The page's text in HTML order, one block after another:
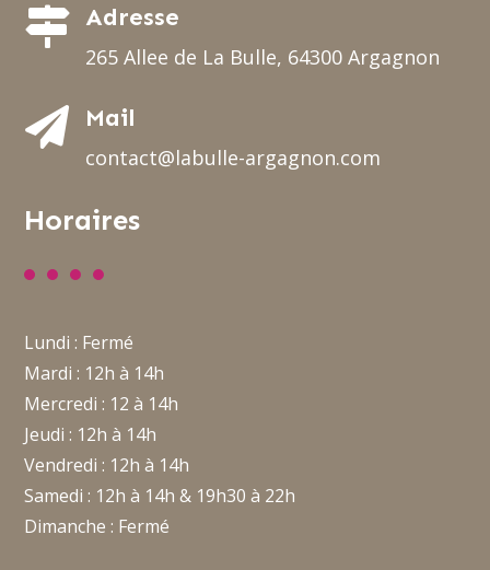
 Adresse
265 Allee de La Bulle, 64300 Argagnon
 Mail
contact@labulle-argagnon.com
Horaires
Lundi : Fermé
Mardi : 12h à 14h
Mercredi : 12 à 14h
Jeudi : 12h à 14h
Vendredi : 12h à 14h
Samedi : 12h à 14h & 19h30 à 22h
Dimanche : Fermé